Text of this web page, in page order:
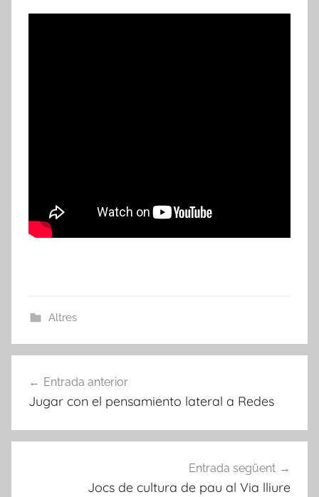
Altres
d'entrades
Entrada anterior
Jugar con el pensamiento lateral a Redes
Entrada següent
Jocs de cultura de pau al Via lliure